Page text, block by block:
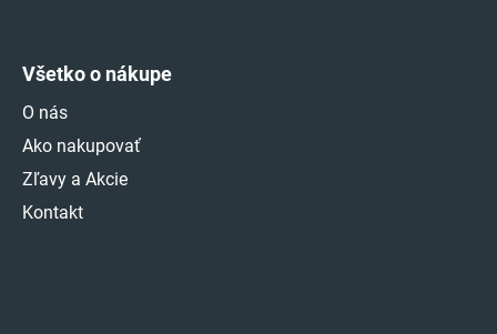
Všetko o nákupe
O nás
Ako nakupovať
Zľavy a Akcie
Kontakt